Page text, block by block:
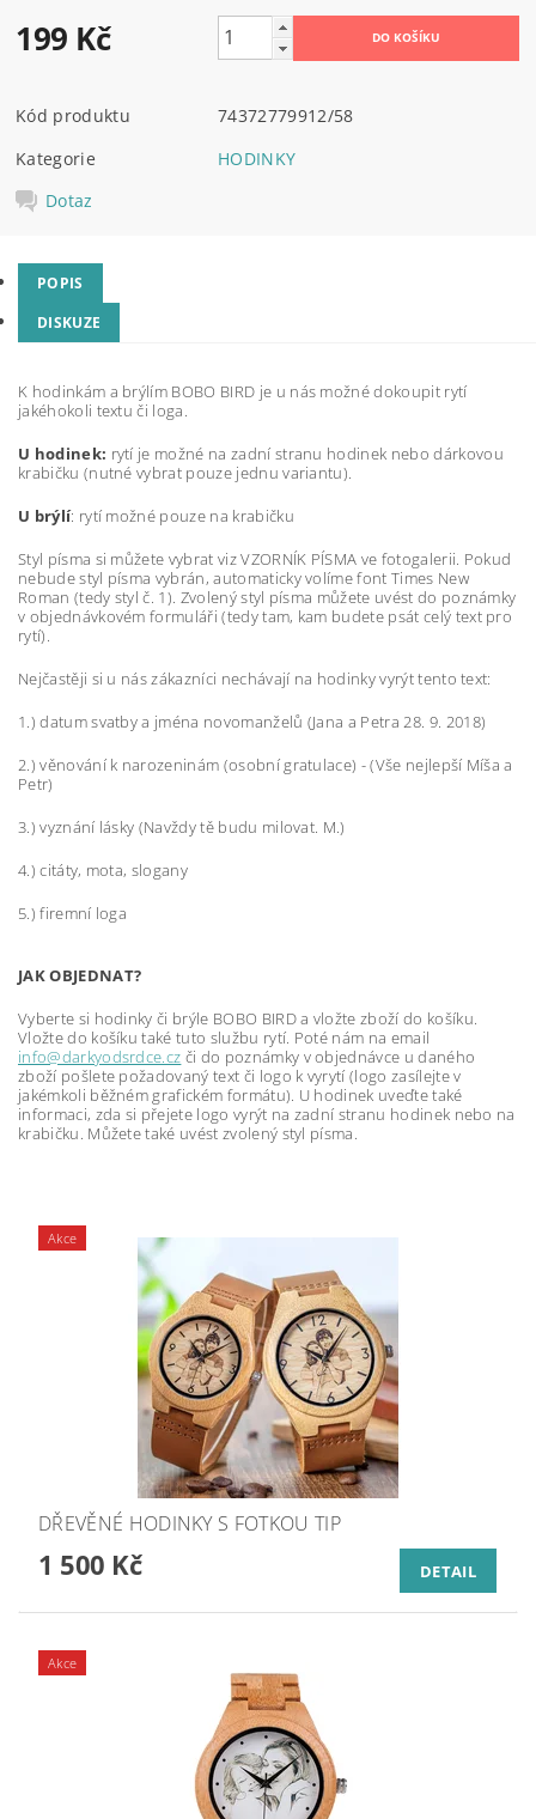
199 Kč
Kód produktu
74372779912/58
Kategorie
HODINKY
Dotaz
POPIS
DISKUZE
K hodinkám a brýlím BOBO BIRD je u nás možné dokoupit rytí
jakéhokoli textu či loga.
U hodinek: rytí je možné na zadní stranu hodinek nebo dárkovou
krabičku (nutné vybrat pouze jednu variantu).
U brýlí: rytí možné pouze na krabičku
Styl písma si můžete vybrat viz VZORNÍK PÍSMA ve fotogalerii. Pokud
nebude styl písma vybrán, automaticky volíme font Times New
Roman (tedy styl č. 1). Zvolený styl písma můžete uvést do poznámky
v objednávkovém formuláři (tedy tam, kam budete psát celý text pro
rytí).
Nejčastěji si u nás zákazníci nechávají na hodinky vyrýt tento text:
1.) datum svatby a jména novomanželů (Jana a Petra 28. 9. 2018)
2.) věnování k narozeninám (osobní gratulace) - (Vše nejlepší Míša a
Petr)
3.) vyznání lásky (Navždy tě budu milovat. M.)
4.) citáty, mota, slogany
5.) firemní loga
JAK OBJEDNAT?
Vyberte si hodinky či brýle BOBO BIRD a vložte zboží do košíku.
Vložte do košíku také tuto službu rytí. Poté nám na email
info@darkyodsrdce.cz či do poznámky v objednávce u daného
zboží pošlete požadovaný text či logo k vyrytí (logo zasílejte v
jakémkoli běžném grafickém formátu). U hodinek uveďte také
informaci, zda si přejete logo vyrýt na zadní stranu hodinek nebo na
krabičku. Můžete také uvést zvolený styl písma.
Akce
DŘEVĚNÉ HODINKY S FOTKOU TIP
1 500 Kč DETAIL
Akce